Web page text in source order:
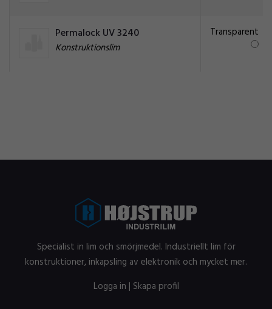
Permalock UV 3240
Konstruktionslim
Transparent
Specialist in lim och smörjmedel. Industriellt lim för
konstruktioner, inkapsling av elektronik och mycket mer.
Logga in | Skapa profil